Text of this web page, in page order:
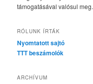
támogatásával valósul meg.
RÓLUNK ÍRTÁK
Nyomtatott sajtó
TTT beszámolók
ARCHÍVUM